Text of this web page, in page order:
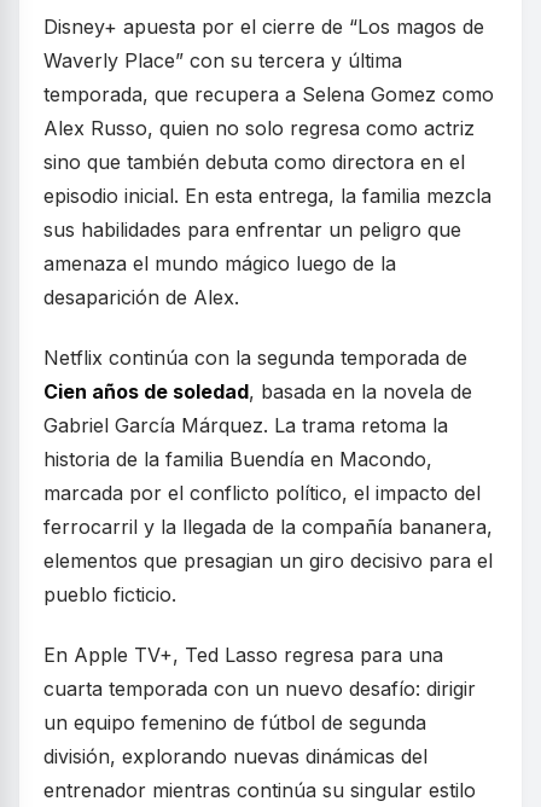
Disney+ apuesta por el cierre de “Los magos de
Waverly Place” con su tercera y última
temporada, que recupera a Selena Gomez como
Alex Russo, quien no solo regresa como actriz
sino que también debuta como directora en el
episodio inicial. En esta entrega, la familia mezcla
sus habilidades para enfrentar un peligro que
amenaza el mundo mágico luego de la
desaparición de Alex.
Netflix continúa con la segunda temporada de
Cien años de soledad, basada en la novela de
Gabriel García Márquez. La trama retoma la
historia de la familia Buendía en Macondo,
marcada por el conflicto político, el impacto del
ferrocarril y la llegada de la compañía bananera,
elementos que presagian un giro decisivo para el
pueblo ficticio.
En Apple TV+, Ted Lasso regresa para una
cuarta temporada con un nuevo desafío: dirigir
un equipo femenino de fútbol de segunda
división, explorando nuevas dinámicas del
entrenador mientras continúa su singular estilo